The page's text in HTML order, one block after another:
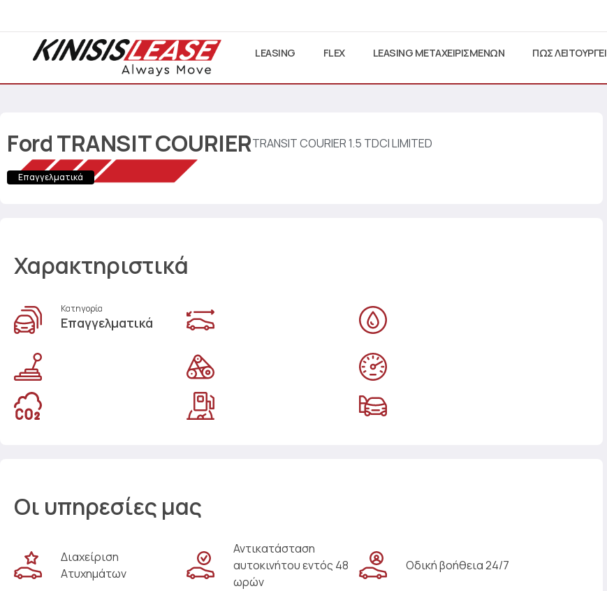
LEASING FLEX LEASING ΜΕΤΑΧΕΙΡΙΣΜΕΝΩΝ ΠΩΣ ΛΕΙΤΟΥΡΓΕΙ
FordTRANSIT COURIERTRANSIT COURIER 1.5 TDCI LIMITED
Επαγγελματικά
Χαρακτηριστικά
Κατηγορία
Επαγγελματικά
Οι υπηρεσίες μας
Διαχείριση
Ατυχημάτων
Αντικατάσταση
αυτοκινήτου εντός 48
ωρών
Οδική βοήθεια 24/7